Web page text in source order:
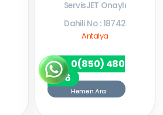
ServisJET Onaylı
Dahili No : 18742
Antalya
0(850) 480
7256
Hemen Ara